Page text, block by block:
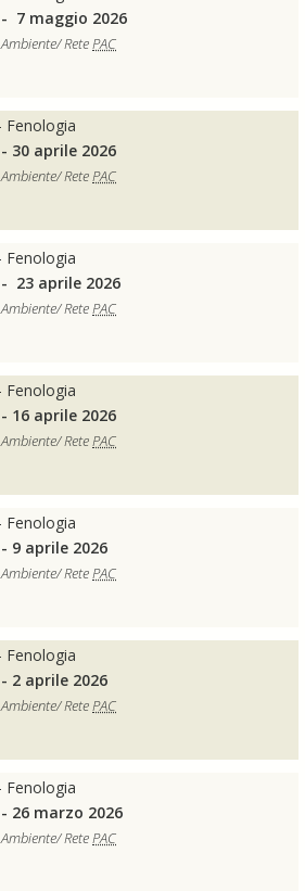
7 maggio 2026
Rete PAC
30 aprile 2026
Rete PAC
23 aprile 2026
Rete PAC
16 aprile 2026
Rete PAC
9 aprile 2026
Rete PAC
2 aprile 2026
Rete PAC
26 marzo 2026
Rete PAC